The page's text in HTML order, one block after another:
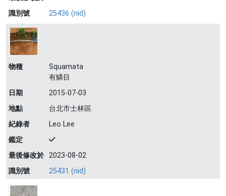
識別號
25436 (nid)
物種
Squamata
有鱗目
日期
2015-07-03
地點
台北市士林區
紀錄者
Leo Lee
鑑定
最後修改於 2023-08-02
識別號
25431 (nid)